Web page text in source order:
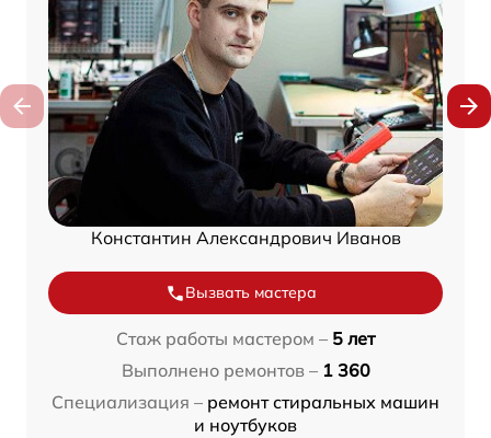
Константин Александрович Иванов
Вызвать мастера
Стаж работы мастером – 5 лет
Выполнено ремонтов – 1 360
Специализация – ремонт стиральных машин
и ноутбуков